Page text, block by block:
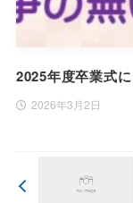
2025年度卒業式
2026年3月2日